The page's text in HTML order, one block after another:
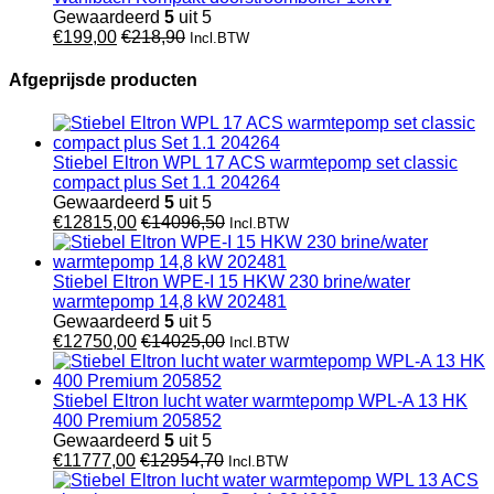
Gewaardeerd 5 uit 5
€199,00 €218,90 Incl.BTW
Afgeprijsde producten
Stiebel Eltron WPL 17 ACS warmtepomp set classic
compact plus Set 1.1 204264
Gewaardeerd 5 uit 5
€12815,00 €14096,50 Incl.BTW
Stiebel Eltron WPE-I 15 HKW 230 brine/water
warmtepomp 14,8 kW 202481
Gewaardeerd 5 uit 5
€12750,00 €14025,00 Incl.BTW
Stiebel Eltron lucht water warmtepomp WPL-A 13 HK
400 Premium 205852
Gewaardeerd 5 uit 5
€11777,00 €12954,70 Incl.BTW